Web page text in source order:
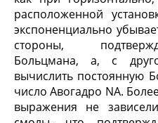
расположенной
экспоненциально
стороны,
Больцмана, а, с
вычислить постоянную
число Авогадро NA.
выражения не